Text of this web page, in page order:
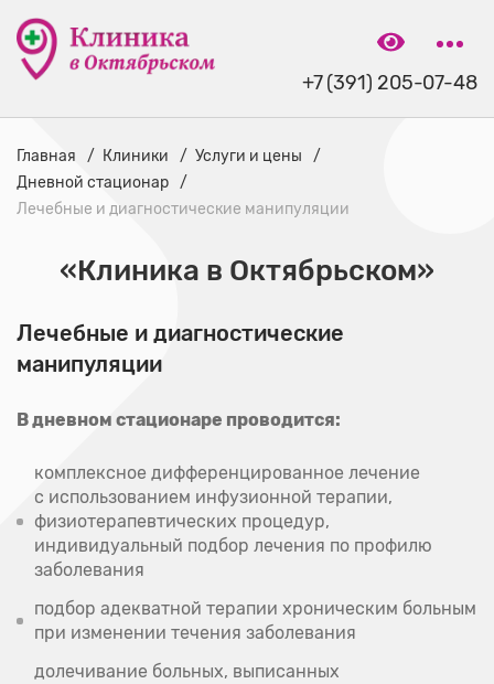
+7 (391) 205-07-48
Главная Клиники
Услуги и цены
Дневной стационар
Лечебные и диагностические манипуляции
«Клиника в Октябрьском»
Лечебные и диагностические
манипуляции
В дневном стационаре проводится:
комплексное дифференцированное лечение
с использованием инфузионной терапии,
физиотерапевтических процедур,
индивидуальный подбор лечения по профилю
заболевания
подбор адекватной терапии хроническим больным
при изменении течения заболевания
долечивание больных, выписанных